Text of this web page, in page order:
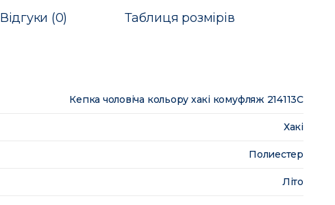
Відгуки (0) Таблиця розмірів
Кепка чоловіча кольору хакі комуфляж 214113C
Хакі
Полиестер
Літо